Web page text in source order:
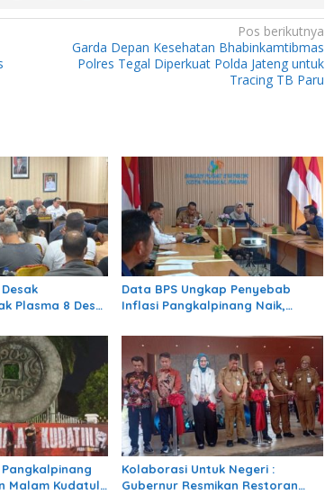
Pos berikutnya
Garda Depan Kesehatan Bhabinkamtibmas
Polres Tegal Diperkuat Polda Jateng untuk
Tracing TB Paru
Plasma 8 Desa,
Pengelolaan
Babel
Data BPS Ungkap Penyebab
Inflasi Pangkalpinang Naik,
Pangan
Malam Kudatuli,
Kolaborasi Untuk Negeri :
Gubernur Resmikan Restoran